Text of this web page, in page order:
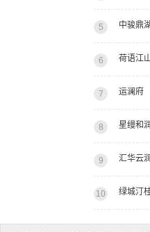
5
6 荷语江
7 运澜府
8 星缦和润
9 汇华云
10 绿城汀